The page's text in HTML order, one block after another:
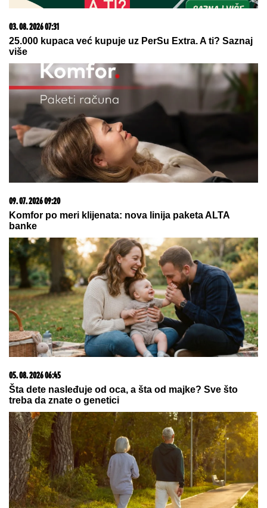
03. 08. 2026 07:31
25.000 kupaca već kupuje uz PerSu Extra. A ti? Saznaj
više
09. 07. 2026 09:20
Komfor po meri klijenata: nova linija paketa ALTA
banke
05. 08. 2026 06:45
Šta dete nasleđuje od oca, a šta od majke? Sve što
treba da znate o genetici